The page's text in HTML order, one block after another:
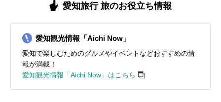
愛知旅行 旅のお役立ち情報
愛知観光情報「Aichi Now」
愛知で楽しむためのグルメやイベントなどおすすめの情
報が満載！
愛知観光情報「Aichi Now」はこちら